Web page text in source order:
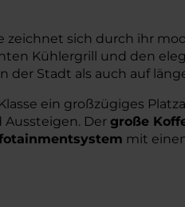
zeichnet sich durch ihr
Kühlergrill und den
der Stadt als auch auf
ein großzügiges
Der große
mit